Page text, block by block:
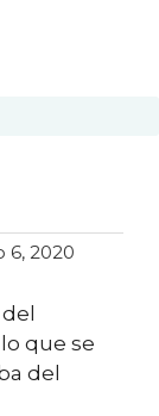
6, 2020
que se
del